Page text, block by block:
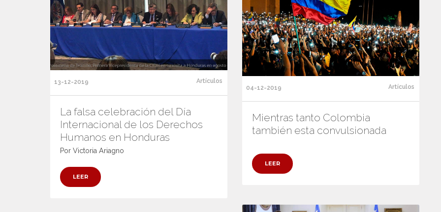
13-12-2019 Artículos
La falsa celebración del Día
Internacional de los Derechos
Humanos en Honduras
Por Victoria Ariagno
LEER
04-12-2019 Artículos
Mientras tanto Colombia
también esta convulsionada
LEER